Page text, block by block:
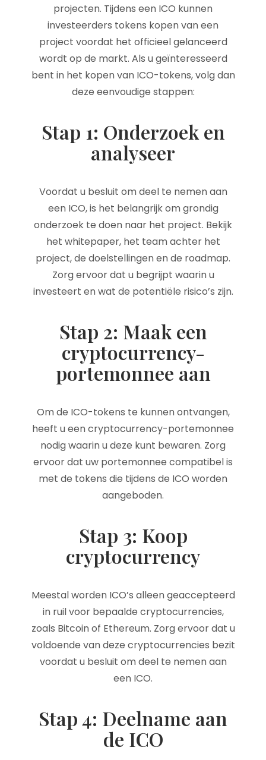
projecten. Tijdens een ICO kunnen
investeerders tokens kopen van een
project voordat het officieel gelanceerd
wordt op de markt. Als u geïnteresseerd
bent in het kopen van ICO-tokens, volg dan
deze eenvoudige stappen:
Stap 1: Onderzoek en
analyseer
Voordat u besluit om deel te nemen aan
een ICO, is het belangrijk om grondig
onderzoek te doen naar het project. Bekijk
het whitepaper, het team achter het
project, de doelstellingen en de roadmap.
Zorg ervoor dat u begrijpt waarin u
investeert en wat de potentiële risico’s zijn.
Stap 2: Maak een
cryptocurrency-
portemonnee aan
Om de ICO-tokens te kunnen ontvangen,
heeft u een cryptocurrency-portemonnee
nodig waarin u deze kunt bewaren. Zorg
ervoor dat uw portemonnee compatibel is
met de tokens die tijdens de ICO worden
aangeboden.
Stap 3: Koop
cryptocurrency
Meestal worden ICO’s alleen geaccepteerd
in ruil voor bepaalde cryptocurrencies,
zoals Bitcoin of Ethereum. Zorg ervoor dat u
voldoende van deze cryptocurrencies bezit
voordat u besluit om deel te nemen aan
een ICO.
Stap 4: Deelname aan
de ICO